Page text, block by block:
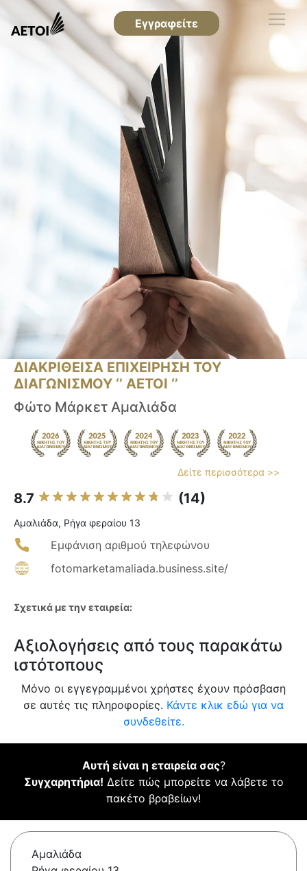
Εγγραφείτε
ΔΙΑΚΡΙΘΕΙΣΑ ΕΠΙΧΕΙΡΗΣΗ ΤΟΥ
ΔΙΑΓΩΝΙΣΜΟΥ ‘’ ΑΕΤΟΙ ‘’
Φώτο Μάρκετ Αμαλιάδα
Δείτε περισσότερα >>
8.7 (14)
Αμαλιάδα, Ρήγα φεραίου 13
Εμφάνιση αριθμού τηλεφώνου
fotomarketamaliada.business.site/
Σχετικά με την εταιρεία:
Αξιολογήσεις από τους παρακάτω
ιστότοπους
Μόνο οι εγγεγραμμένοι χρήστες έχουν πρόσβαση
σε αυτές τις πληροφορίες. Κάντε κλικ εδώ για να
συνδεθείτε.
Αυτή είναι η εταιρεία σας?
Συγχαρητήρια! Δείτε πώς μπορείτε να λάβετε το
πακέτο βραβείων!
Αμαλιάδα